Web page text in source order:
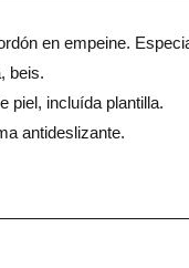
en empeine.
beis.
piel, incluída plantilla.
antideslizante.